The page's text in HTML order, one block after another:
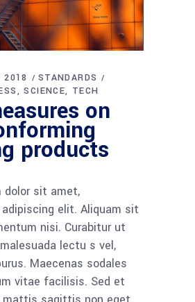
2018
STANDARDS
SCIENCE TECH
on
products
dolor sit amet,
elit. Aliquam sit
nisi. Curabitur ut
lectu s vel,
Maecenas sodales
vitae facilisis. Sed et